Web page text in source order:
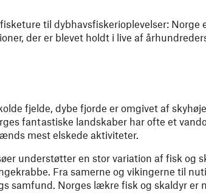
til dybhavsfiskerioplevelser: Norge
der er blevet holdt i live af
fjelde, dybe fjorde er omgivet af
fantastiske landskaber har ofte et
mest elskede aktiviteter.
understøtter en stor variation af fisk og
Fra samerne og vikingerne til
samfund. Norges lækre fisk og skaldyr er